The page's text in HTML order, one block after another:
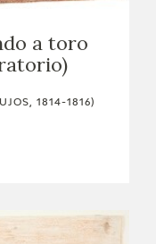
a toro
1814-1816)